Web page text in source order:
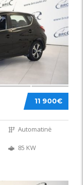
11 900€
Automatinė
85 KW